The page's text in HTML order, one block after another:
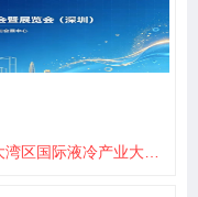
产业大会暨展览会（深圳）